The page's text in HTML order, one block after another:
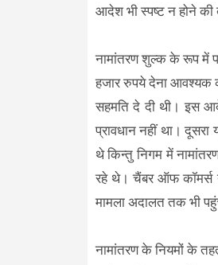
आदेश भी स्पष्ट न होने की
नामांतरण शुल्क के रूप में
हजार रुपये देना आवश्यक
सहमति दे दी थी। इस
प्रावधान नहीं था।
थे किन्तु निगम में
रहे थे। चैंबर ऑफ कॉमर्स ने
मामला अदालत तक भी
नामांतरण के नियमों के